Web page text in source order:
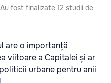
fost finalizate 12 studii de
are o importanță
viitoare a Capitalei și ar
urbane pentru anii